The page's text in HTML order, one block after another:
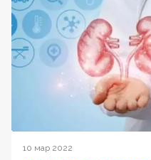
10 мар 2022